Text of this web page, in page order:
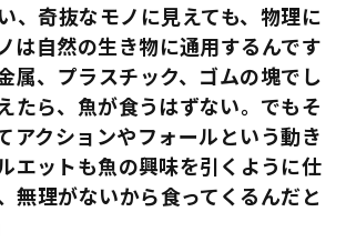
、奇抜なモノに見えても、物理に
は自然の生き物に通用するんです
属、プラスチック、ゴムの塊でし
たら、魚が食うはずない。でもそ
アクションやフォールという動き
エットも魚の興味を引くように仕
無理がないから食ってくるんだと